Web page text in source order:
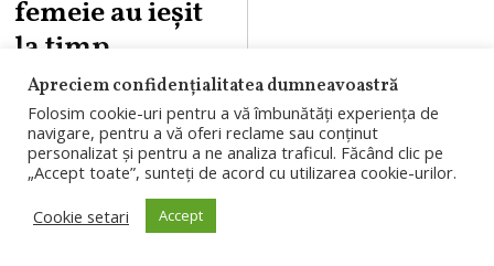
femeie au ieșit
la timp
Un autobuz a fost
distrus complet de
un incendiu
izbucnit în
Săvădisla. Un
Apreciem confidențialitatea dumneavoastră
Folosim cookie-uri pentru a vă îmbunătăți experiența de
navigare, pentru a vă oferi reclame sau conținut
personalizat și pentru a ne analiza traficul. Făcând clic pe
„Accept toate”, sunteți de acord cu utilizarea cookie-urilor.
Cookie setari
Accept